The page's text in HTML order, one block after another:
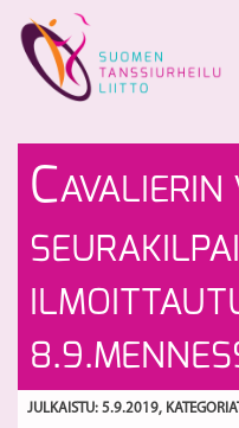
content
CAVALIERIN
JULKAISTU: 5.9.2019,